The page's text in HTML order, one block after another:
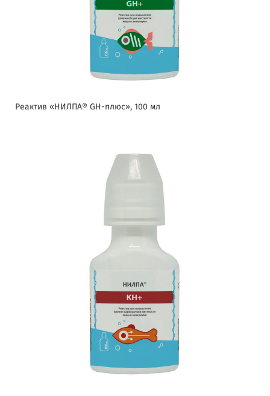
Реактив «НИЛПА® GH-плюс», 100 мл